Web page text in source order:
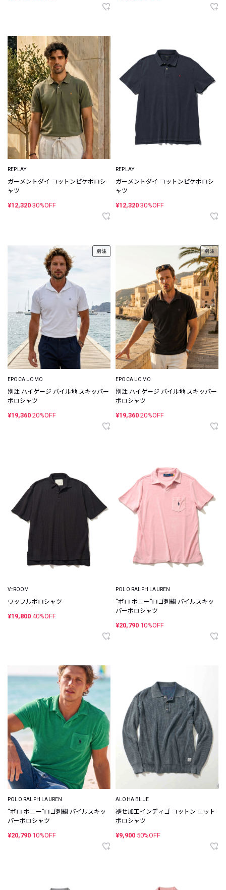
REPLAY
ガーメントダイ コットンピケポロシ
ャツ
¥12,320 30%OFF
REPLAY
ガーメントダイ コットンピケポロシ
ャツ
¥12,320 30%OFF
別注
EPOCA UOMO
別注 ハイゲージ パイル地 スキッパー
ポロシャツ
¥19,360 20%OFF
別注
EPOCA UOMO
別注 ハイゲージ パイル地 スキッパー
ポロシャツ
¥19,360 20%OFF
V::ROOM
ワッフルポロシャツ
¥19,800 40%OFF
POLO RALPH LAUREN
“ポロ ポニー”ロゴ刺繍 パイルスキッ
パーポロシャツ
¥20,790 10%OFF
POLO RALPH LAUREN
“ポロ ポニー”ロゴ刺繍 パイルスキッ
パーポロシャツ
¥20,790 10%OFF
ALOHA BLUE
褪せ加工インディゴ コットン ニット
ポロシャツ
¥9,900 50%OFF